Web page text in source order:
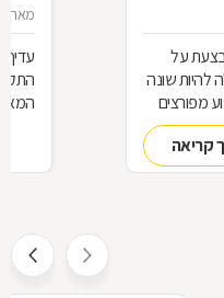
על
מנת לשמור על בטיחות ילדכם, יכולה להיות שונה
מפורצים
לשמירה
על
חלודה
קריאה
מאת: